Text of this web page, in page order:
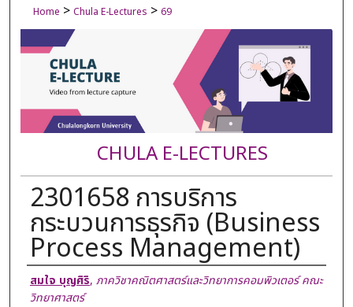
Home > Chula E-Lectures > 69
CHULA E-LECTURES
2301658 การบริการ
กระบวนการธุรกิจ (Business
Process Management)
Lecturer
สมใจ บุญศิริ, ภาควิชาคณิตศาสตร์และวิทยาการคอมพิวเตอร์ คณะ
วิทยาศาสตร์